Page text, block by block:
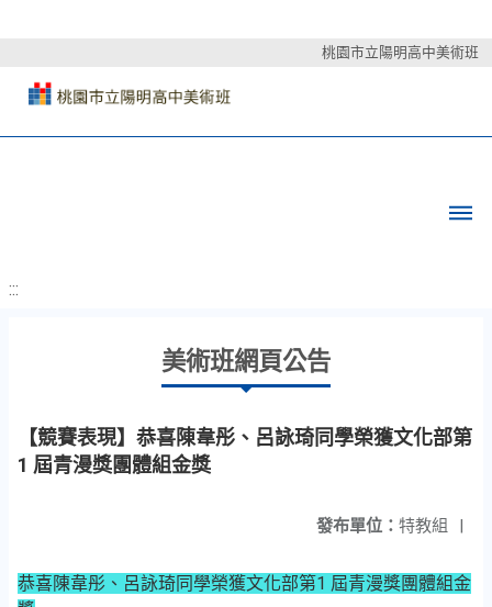
桃園市立陽明高中美術班
:::
美術班網頁公告
【競賽表現】恭喜陳韋彤、呂詠琦同學榮獲文化部第
1 屆青漫獎團體組金獎
發布單位： 特教組 |
恭喜陳韋彤、呂詠琦同學榮獲文化部第1 屆青漫獎團體組金